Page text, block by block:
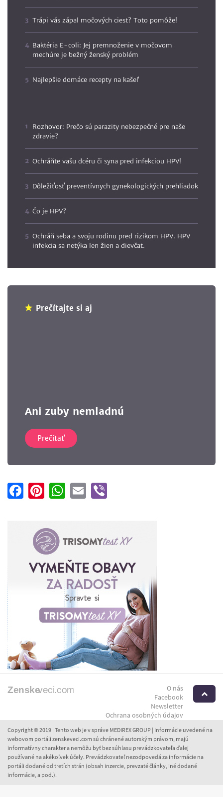
Trápi vás zápal močových ciest? Toto pomôže!
Baktéria E-coli: Jej premnoženie v močovom
mechúre je bežný ženský problém
Najlepšie domáce recepty na kašeľ
Rozhovor: Prečo sú parazity nebezpečné pre naše
zdravie?
Ochráňte vašu dcéru či syna pred infekciou HPV!
Dôležiťosť preventívnych gynekologických prehliadok
Čo je HPV?
Ochráň seba a svoju rodinu pred rizikom HPV. HPV
infekcia sa netýka len žien a dievčat.
Prečítajte si aj
Ani zuby nemladnú
Prečítať
Facebook
Pinterest
WhatsApp
Email
O nás
Facebook
Newsletter
Ochrana osobných údajov
Copyright © 2019 | Tento web je v správe MEDIREX GROUP | Informácie uvedené na
webovom portáli zenskeveci.com sú chránené autorským právom, majú
informatívny charakter a nemôžu byť bez súhlasu prevádzkovateľa ďalej
používané na akékoľvek účely. Prevádzkovateľ nezodpovedá za informácie na
portáli dodané od tretích strán (obsah inzercie, prevzaté články, iné dodané
informácie, a pod.).